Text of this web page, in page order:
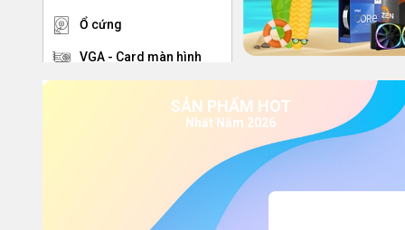
Ổ cứng
VGA - Card màn hình
Loa - Tai Nghe
SẢN PHẨM HOT
Nhất Năm 2026